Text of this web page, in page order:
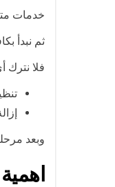
خدمات
ثم نبدأ
فلا نترك
وبعد